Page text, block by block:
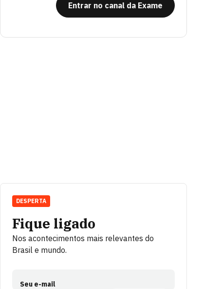
Entrar no canal da Exame
Fique ligado
Nos acontecimentos mais relevantes do
Brasil e mundo.
Seu e-mail
DESPERTA